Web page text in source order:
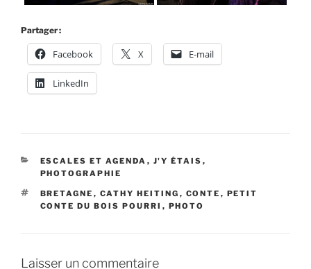
Partager :
Facebook X E-mail
LinkedIn
CATÉGORIES
ESCALES ET AGENDA , J'Y ÉTAIS ,
PHOTOGRAPHIE
ÉTIQUETTES
BRETAGNE , CATHY HEITING , CONTE , PETIT
CONTE DU BOIS POURRI , PHOTO
Laisser un commentaire